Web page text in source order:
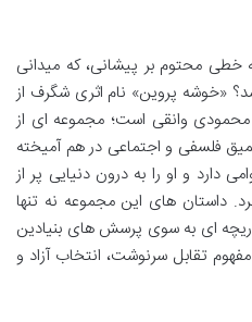
محتوم بر پیشانی، که میدانی
«خوشه پروین» نام اثری شگرف از
محمودی وانقی است؛ مجموعه ای از
فلسفی و اجتماعی در هم آمیخته
دارد و او را به درون دنیایی پر از
داستان های این مجموعه نه تنها
ای به سوی پرسش های بنیادین
تقابل سرنوشت، انتخاب آزاد و